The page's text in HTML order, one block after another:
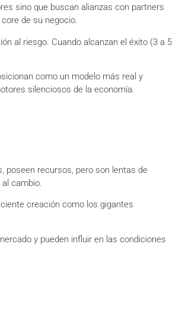
sino que buscan alianzas con partners
de su negocio.
al riesgo. Cuando alcanzan el éxito (3 a 5
como un modelo más real y
silenciosos de la economía.
poseen recursos, pero son lentas de
cambio.
creación como los gigantes
y pueden influir en las condiciones